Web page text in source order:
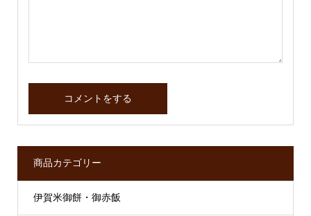
商品カテゴリー
伊賀米御餅・御赤飯